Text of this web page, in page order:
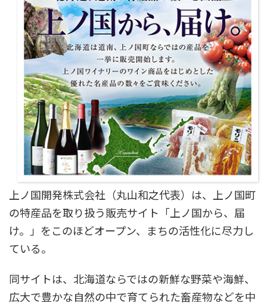
上ノ国開発株式会社（丸山和之代表）は、上ノ国町
の特産品を取り扱う販売サイト「上ノ国から、届
け。」をこのほどオープン、まちの活性化に尽力し
ている。
同サイトは、北海道ならではの新鮮な野菜や海鮮、
広大で豊かな自然の中で育てられた畜産物などを中